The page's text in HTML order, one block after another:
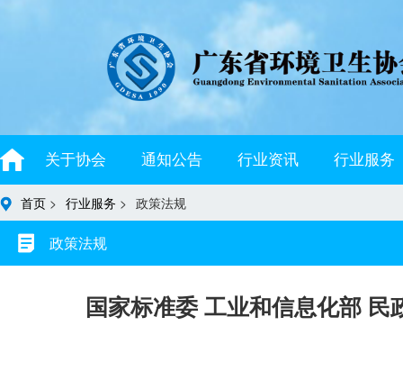
关于协会 通知公告 行业资讯 行业服务
首页 > 行业服务 > 政策法规
政策法规
国家标准委 工业和信息化部